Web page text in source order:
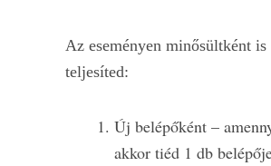
Az eseményen minősültként
teljesíted:
Új belépőként –
akkor tiéd 1 db